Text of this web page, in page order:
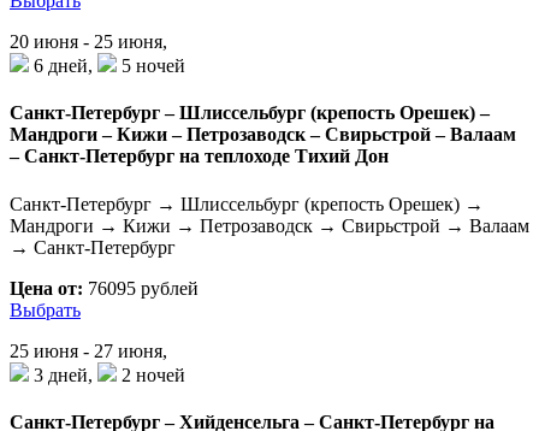
20 июня - 25 июня,
6 дней,
5 ночей
Санкт-Петербург – Шлиссельбург (крепость Орешек) –
Мандроги – Кижи – Петрозаводск – Свирьстрой – Валаам
– Санкт-Петербург на теплоходе Тихий Дон
Санкт-Петербург → Шлиссельбург (крепость Орешек) →
Мандроги → Кижи → Петрозаводск → Свирьстрой → Валаам
→ Санкт-Петербург
Цена от: 76095 рублей
Выбрать
25 июня - 27 июня,
3 дней,
2 ночей
Санкт-Петербург – Хийденсельга – Санкт-Петербург на